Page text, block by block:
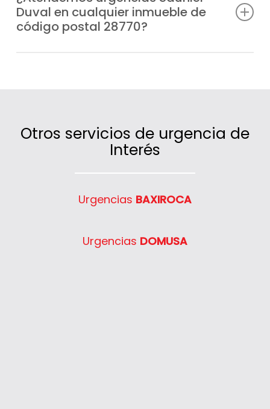
festivos, para que nunca te quedes sin
calefacción o agua caliente.
Duval en cualquier inmueble de
código postal 28770?
Otros servicios de urgencia de
Interés
Urgencias BAXIROCA
Urgencias DOMUSA